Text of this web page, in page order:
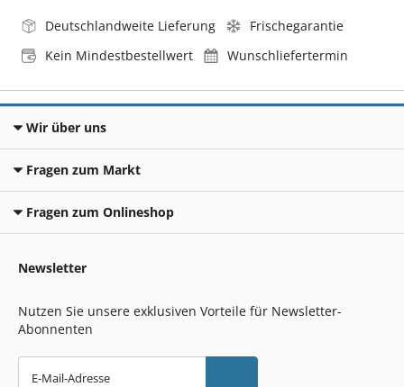
Deutschlandweite Lieferung
Frischegarantie
Kein Mindestbestellwert
Wunschliefertermin
Wir über uns
Fragen zum Markt
Fragen zum Onlineshop
Newsletter
Nutzen Sie unsere exklusiven Vorteile für Newsletter-
Abonnenten
E-Mail-Adresse